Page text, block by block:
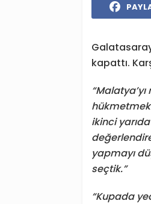
kapattı.
ikinci
yapmayı
seçtik.”
“Kupada